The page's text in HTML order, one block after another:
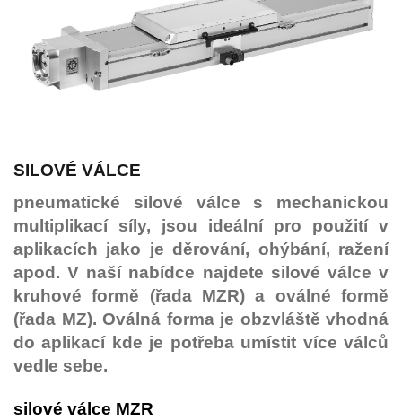
SILOVÉ VÁLCE
pneumatické silové válce s mechanickou
multiplikací síly, jsou ideální pro použití v
aplikacích jako je děrování, ohýbání, ražení
apod. V naší nabídce najdete silové válce v
kruhové formě (řada MZR) a oválné formě
(řada MZ). Oválná forma je obzvláště vhodná
do aplikací kde je potřeba umístit více válců
vedle sebe.
silové válce MZR